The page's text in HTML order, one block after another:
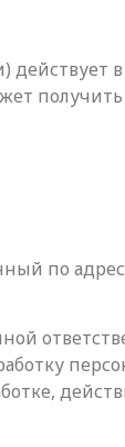
действует
получить
по